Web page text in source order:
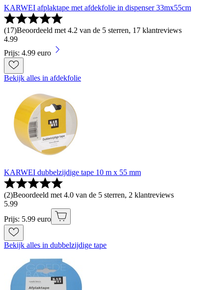
KARWEI afplaktape met afdekfolie in dispenser 33mx55cm
(17)Beoordeeld met 4.2 van de 5 sterren, 17 klantreviews
4.99
Prijs: 4.99 euro
Bekijk alles in afdekfolie
KARWEI dubbelzijdige tape 10 m x 55 mm
(2)Beoordeeld met 4.0 van de 5 sterren, 2 klantreviews
5.99
Prijs: 5.99 euro
Bekijk alles in dubbelzijdige tape